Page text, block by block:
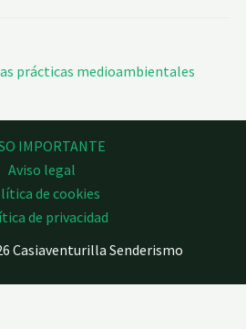
IMPORTANTE
Aviso legal
de cookies
de privacidad
Casiaventurilla Senderismo